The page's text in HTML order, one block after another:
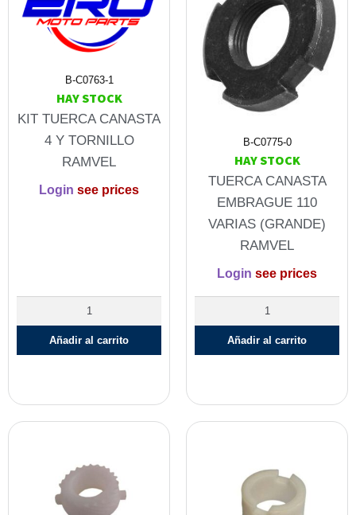
B-C0763-1
HAY STOCK
KIT TUERCA CANASTA
4 Y TORNILLO
RAMVEL
Login see prices
Añadir al carrito
B-C0775-0
HAY STOCK
TUERCA CANASTA
EMBRAGUE 110
VARIAS (GRANDE)
RAMVEL
Login see prices
Añadir al carrito